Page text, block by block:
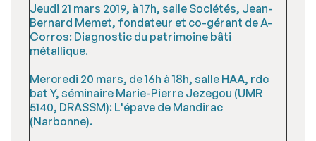
Jeudi 21 mars 2019, à 17h, salle Sociétés, Jean-
Bernard Memet, fondateur et co-gérant de A-
Corros: Diagnostic du patrimoine bâti
métallique.
Mercredi 20 mars, de 16h à 18h, salle HAA, rdc
bat Y, séminaire Marie-Pierre Jezegou (UMR
5140, DRASSM): L'épave de Mandirac
(Narbonne).